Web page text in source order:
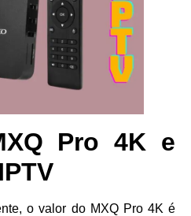
Pro 4K e
o valor do MXQ Pro 4K é